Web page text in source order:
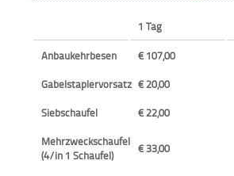
1 Tag
Anbaukehrbesen € 107,00
Gabelstaplervorsatz € 20,00
Siebschaufel
€ 22,00
Mehrzweckschaufel
(4/in 1 Schaufel)
€ 33,00